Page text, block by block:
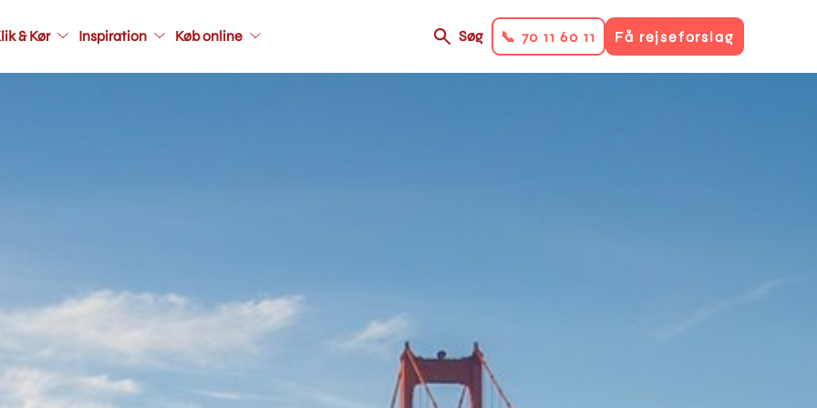
& Kør Inspiration Køb online
secondary
Søg 📞 70 11 60 11 Få rejseforslag